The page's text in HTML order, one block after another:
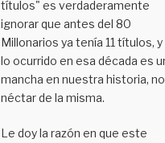
títulos" es verdaderamente
ignorar que antes del 80
Millonarios ya tenía 11 títulos, y
lo ocurrido en esa década es
mancha en nuestra historia,
néctar de la misma.
Le doy la razón en que este